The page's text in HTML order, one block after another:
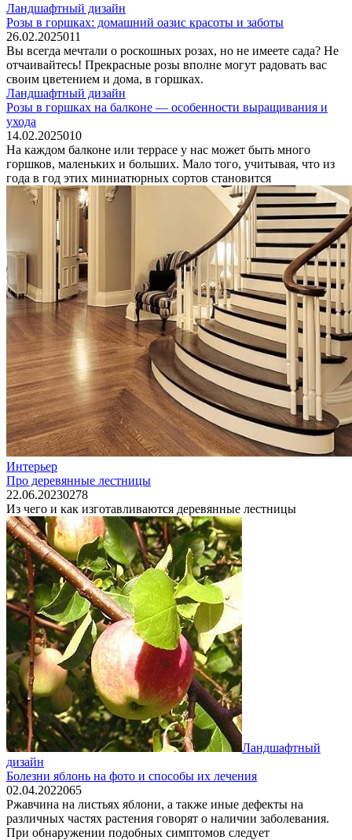
Ландшафтный дизайн
Розы в горшках: домашний оазис красоты и заботы
26.02.2025011
Вы всегда мечтали о роскошных розах, но не имеете сада? Не
отчаивайтесь! Прекрасные розы вполне могут радовать вас
своим цветением и дома, в горшках.
Ландшафтный дизайн
Розы в горшках на балконе — особенности выращивания и
ухода
14.02.2025010
На каждом балконе или террасе у нас может быть много
горшков, маленьких и больших. Мало того, учитывая, что из
года в год этих миниатюрных сортов становится
Интерьер
Про деревянные лестницы
22.06.20230278
Из чего и как изготавливаются деревянные лестницы
Ландшафтный
дизайн
Болезни яблонь на фото и способы их лечения
02.04.2022065
Ржавчина на листьях яблони, а также иные дефекты на
различных частях растения говорят о наличии заболевания.
При обнаружении подобных симптомов следует